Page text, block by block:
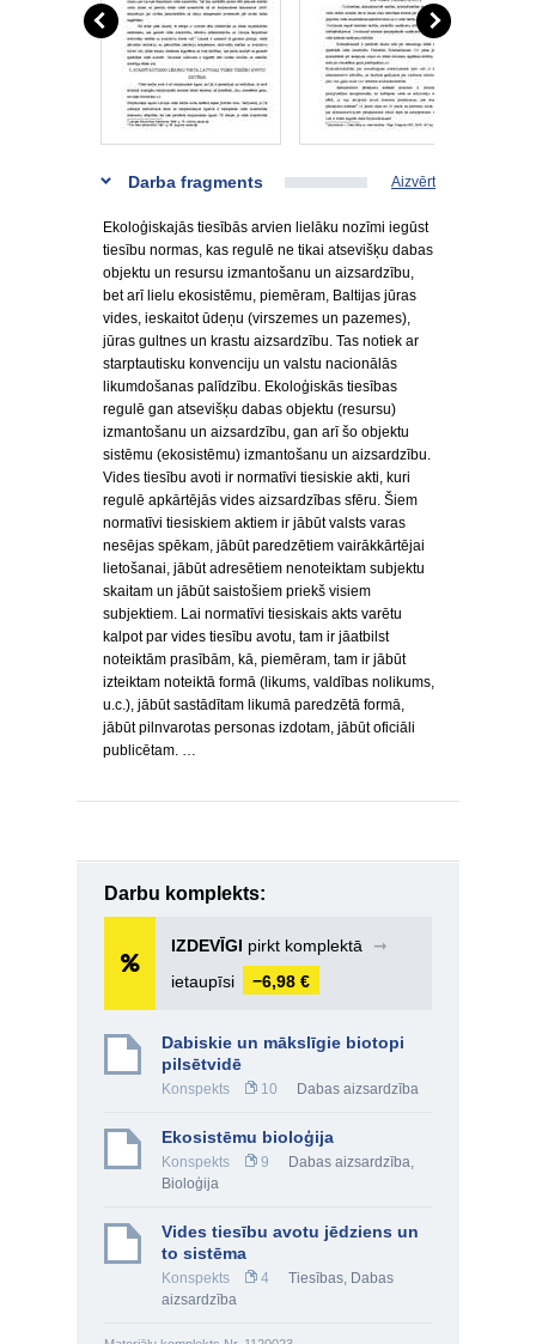
Darba fragments Aizvērt
Ekoloģiskajās tiesībās arvien lielāku nozīmi iegūst
tiesību normas, kas regulē ne tikai atsevišķu dabas
objektu un resursu izmantošanu un aizsardzību,
bet arī lielu ekosistēmu, piemēram, Baltijas jūras
vides, ieskaitot ūdeņu (virszemes un pazemes),
jūras gultnes un krastu aizsardzību. Tas notiek ar
starptautisku konvenciju un valstu nacionālās
likumdošanas palīdzību. Ekoloģiskās tiesības
regulē gan atsevišķu dabas objektu (resursu)
izmantošanu un aizsardzību, gan arī šo objektu
sistēmu (ekosistēmu) izmantošanu un aizsardzību.
Vides tiesību avoti ir normatīvi tiesiskie akti, kuri
regulē apkārtējās vides aizsardzības sfēru. Šiem
normatīvi tiesiskiem aktiem ir jābūt valsts varas
nesējas spēkam, jābūt paredzētiem vairākkārtējai
lietošanai, jābūt adresētiem nenoteiktam subjektu
skaitam un jābūt saistošiem priekš visiem
subjektiem. Lai normatīvi tiesiskais akts varētu
kalpot par vides tiesību avotu, tam ir jāatbilst
noteiktām prasībām, kā, piemēram, tam ir jābūt
izteiktam noteiktā formā (likums, valdības nolikums,
u.c.), jābūt sastādītam likumā paredzētā formā,
jābūt pilnvarotas personas izdotam, jābūt oficiāli
publicētam. …
Darbu komplekts:
IZDEVĪGI pirkt komplektā
➞
ietaupīsi
−6,98 €
Dabiskie un mākslīgie biotopi
pilsētvidē
Konspekts 10 Dabas aizsardzība
Ekosistēmu bioloģija
Konspekts 9 Dabas aizsardzība,
Bioloģija
Vides tiesību avotu jēdziens un
to sistēma
Konspekts 4 Tiesības, Dabas
aizsardzība